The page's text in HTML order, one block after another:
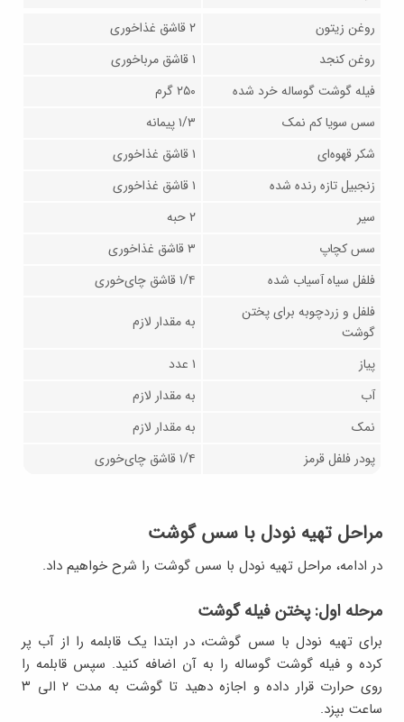
روغن زیتون
۲ قاشق غذاخوری
روغن کنجد
۱ قاشق مرباخوری
فیله گوشت گوساله خرد شده
۲۵۰ گرم
سس سویا کم نمک
۱/۳ پیمانه
شکر قهوه‌ای
۱ قاشق غذاخوری
زنجبیل تازه رنده شده
۱ قاشق غذاخوری
سیر
۲ حبه
سس کچاپ
۳ قاشق غذاخوری
فلفل سیاه آسیاب شده
۱/۴ قاشق چای‌خوری
فلفل و زردچوبه برای پختن
گوشت
به مقدار لازم
پیاز
۱ عدد
آب
به مقدار لازم
نمک
به مقدار لازم
پودر فلفل قرمز
۱/۴ قاشق چای‌خوری
مراحل تهیه نودل با سس گوشت
در ادامه، مراحل تهیه نودل با سس گوشت را شرح خواهیم داد.
مرحله اول: پختن فیله گوشت
برای تهیه نودل با سس گوشت، در ابتدا یک قابلمه را از آب پر
کرده و فیله گوشت گوساله را به آن اضافه کنید. سپس قابلمه را
روی حرارت قرار داده و اجازه دهید تا گوشت به مدت ۲ الی ۳
ساعت بپزد.